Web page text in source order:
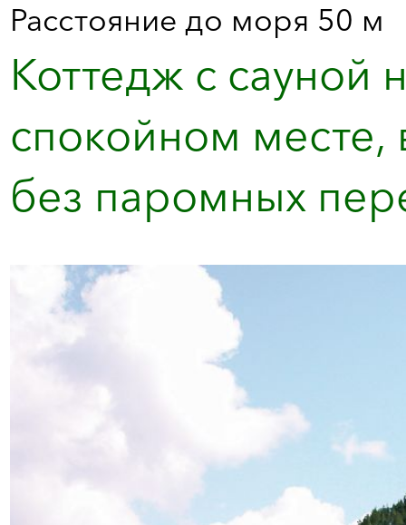
Расстояние до моря 50 м
Коттедж с
спокойном месте,
без паромных